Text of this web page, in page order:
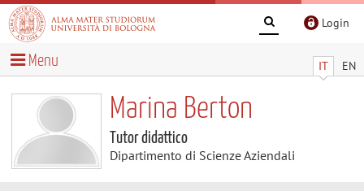
Login
IT EN
Menu
Marina Berton
Tutor didattico
Dipartimento di Scienze Aziendali